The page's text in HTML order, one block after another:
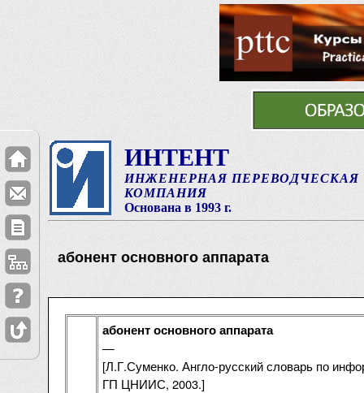
ИНТЕНТ
ИНЖЕНЕРНАЯ ПЕРЕВОДЧЕСКАЯ
КОМПАНИЯ
Основана в 1993 г.
абонент основного аппарата
абонент основного аппарата
—
[Л.Г.Суменко. Англо-русский словарь по
ГП ЦНИИС, 2003.]